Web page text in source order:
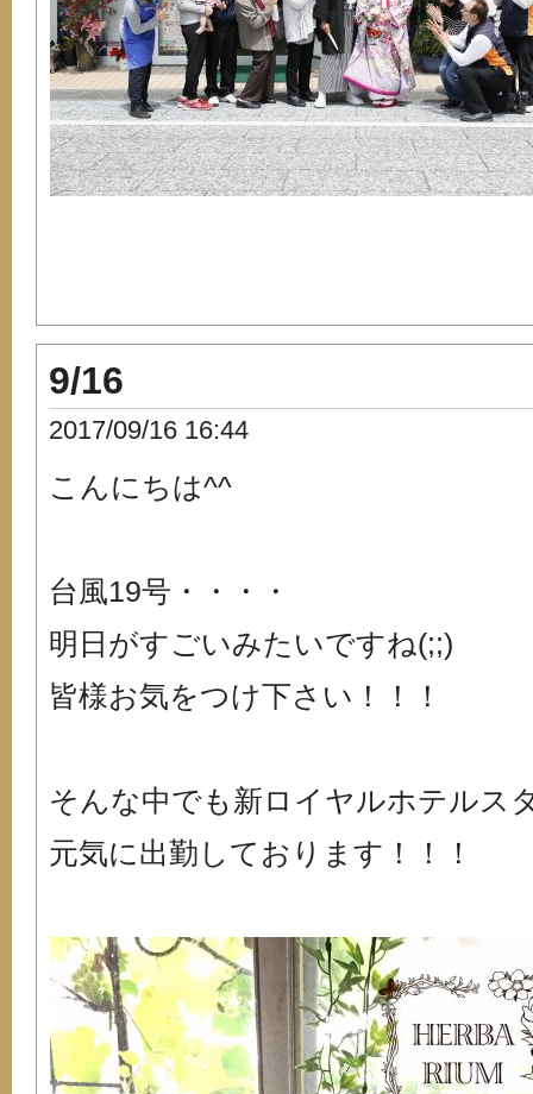
9/16
2017/09/16 16:44
こんにちは^^
台風19号・・・・
明日がすごいみたいですね(;;)
皆様お気をつけ下さい！！！
そんな中でも新ロイヤルホテルス
元気に出勤しております！！！